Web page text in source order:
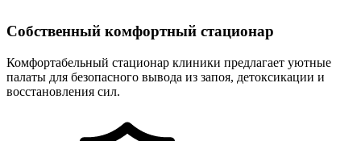
Собственный комфортный стационар
Комфортабельный стационар клиники предлагает уютные
палаты для безопасного вывода из запоя, детоксикации и
восстановления сил.